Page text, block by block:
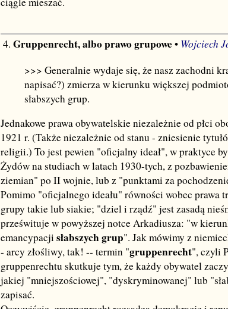
4. Gruppenrecht, albo prawo grupowe• Wojciech
>>> Generalnie wydaje się, że nasz zachodni
napisać?) zmierza w kierunku większej
słabszych grup.
Jednakowe prawa obywatelskie niezależnie od płci
1921 r. (Także niezależnie od stanu - zniesienie
religii.) To jest pewien "oficjalny ideał", w praktyce
Żydów na studiach w latach 1930-tych, z
ziemian" po II wojnie, lub z "punktami za
Pomimo "oficjalnego ideału" równości wobec prawa
grupy takie lub siakie; "dziel i rządź" jest zasadą
prześwituje w powyższej notce Arkadiusza: "w
emancypacjisłabszych grup". Jak mówimy z
- arcy złośliwy, tak! -- termin "gruppenrecht", czyli
gruppenrechtu skutkuje tym, że każdy obywatel
jakiej "mniejszościowej", "dyskryminowanej" lub
zapisać.